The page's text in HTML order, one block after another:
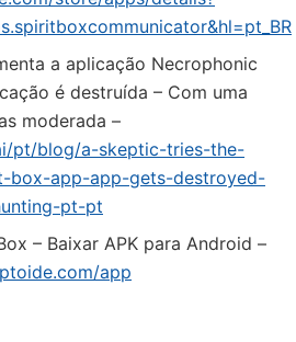
a aplicação Necrophonic
é destruída – Com uma
moderada –
pt/blog/a-skeptic-tries-the-
box-app-app-gets-destroyed-
pt-pt
– Baixar APK para Android –
app